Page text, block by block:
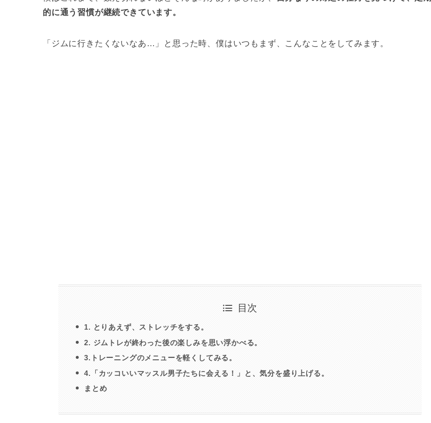
的に通う習慣が継続できています。
「ジムに行きたくないなあ…」と思った時、僕はいつもまず、こんなことをしてみます。
目次
1. とりあえず、ストレッチをする。
2. ジムトレが終わった後の楽しみを思い浮かべる。
3.トレーニングのメニューを軽くしてみる。
4.「カッコいいマッスル男子たちに会える！」と、気分を盛り上げる。
まとめ